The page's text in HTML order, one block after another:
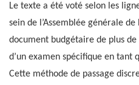
Le texte a été voté selon les
sein de l’Assemblée générale
document budgétaire de plus de
d’un examen spécifique en tant
Cette méthode de passage